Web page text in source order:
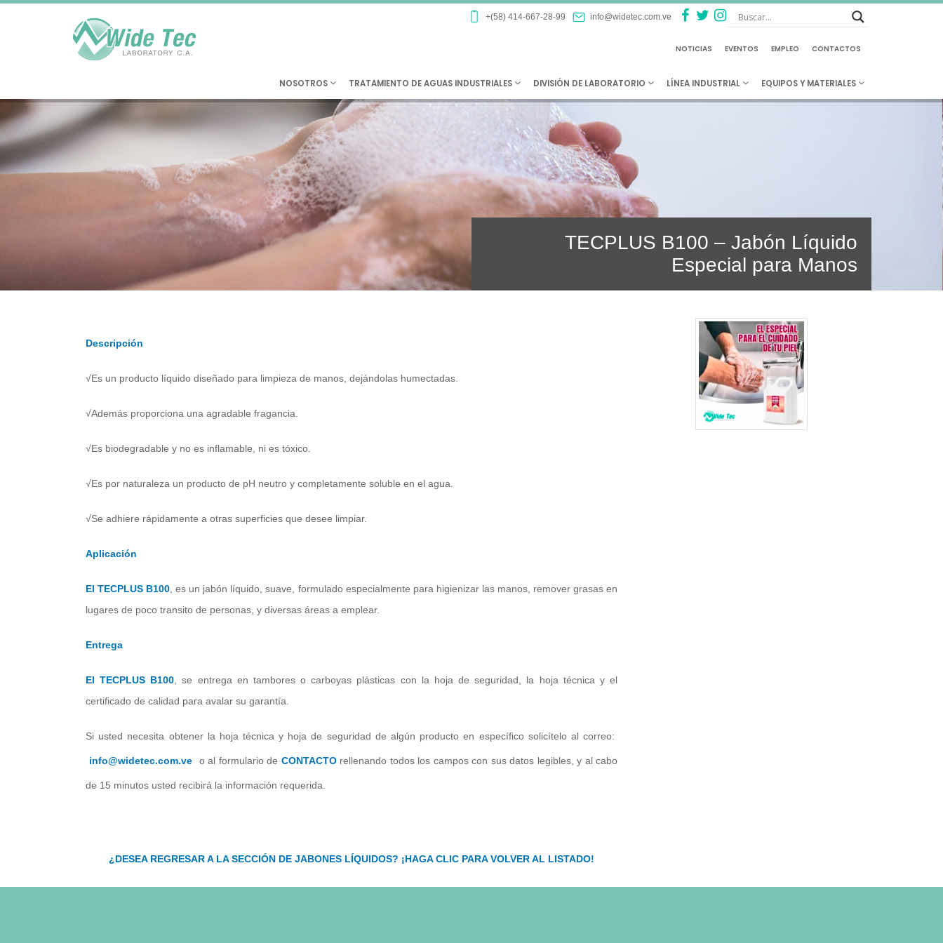
+(58) 414-667-28-99 info@widetec.com.ve
NOTICIAS EVENTOS EMPLEO CONTACTOS
NOSOTROS TRATAMIENTO DE AGUAS INDUSTRIALES DIVISIÓN DE LABORATORIO LÍNEA INDUSTRIAL EQUIPOS Y MATERIALES
TECPLUS B100 – Jabón Líquido
Especial para Manos
Descripción
√Es un producto líquido diseñado para limpieza de manos, dejándolas humectadas.
√Además proporciona una agradable fragancia.
√Es biodegradable y no es inflamable, ni es tóxico.
√Es por naturaleza un producto de pH neutro y completamente soluble en el agua.
√Se adhiere rápidamente a otras superficies que desee limpiar.
Aplicación
El TECPLUS B100 , es un jabón líquido, suave, formulado especialmente para higienizar las manos, remover grasas en
lugares de poco transito de personas, y diversas áreas a emplear.
Entrega
El TECPLUS B100 , se entrega en tambores o carboyas plásticas con la hoja de seguridad, la hoja técnica y el
certificado de calidad para avalar su garantía.
Si usted necesita obtener la hoja técnica y hoja de seguridad de algún producto en específico solicítelo al correo:
info@widetec.com.ve o al formulario de CONTACTOrellenando todos los campos con sus datos legibles, y al cabo
de 15 minutos usted recibirá la información requerida.
¿DESEA REGRESAR A LA SECCIÓN DE JABONES LÍQUIDOS? ¡HAGA CLIC PARA VOLVER AL LISTADO!